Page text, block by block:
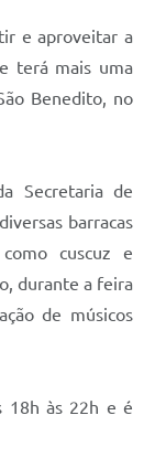
e aproveitar a
terá mais uma
Benedito, no
Secretaria de
barracas
cuscuz e
durante a feira
de músicos
18h às 22h e é